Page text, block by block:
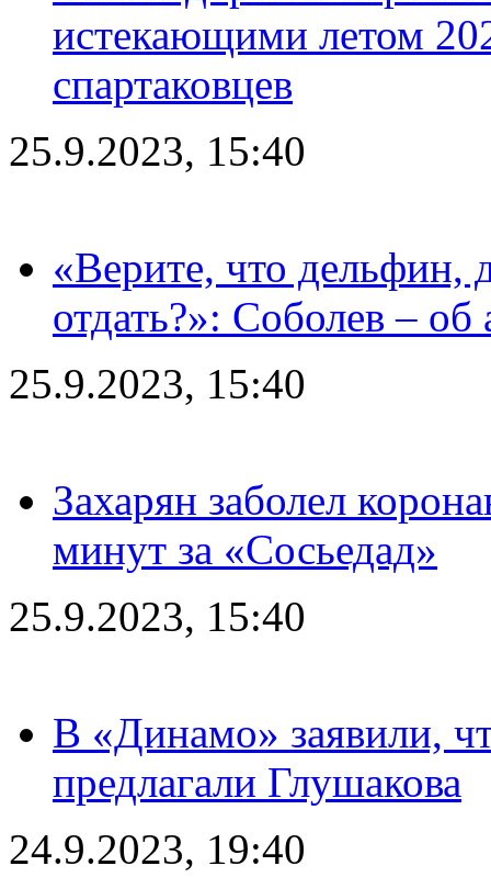
истекающими летом
спартаковцев
25.9.2023, 15:40
«Верите, что дельфин,
отдать?»: Соболев – об
25.9.2023, 15:40
Захарян заболел
минут за «Сосьедад»
25.9.2023, 15:40
В «Динамо» заявили,
предлагали Глушакова
24.9.2023, 19:40